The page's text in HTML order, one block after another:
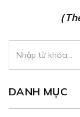
DANH MỤC